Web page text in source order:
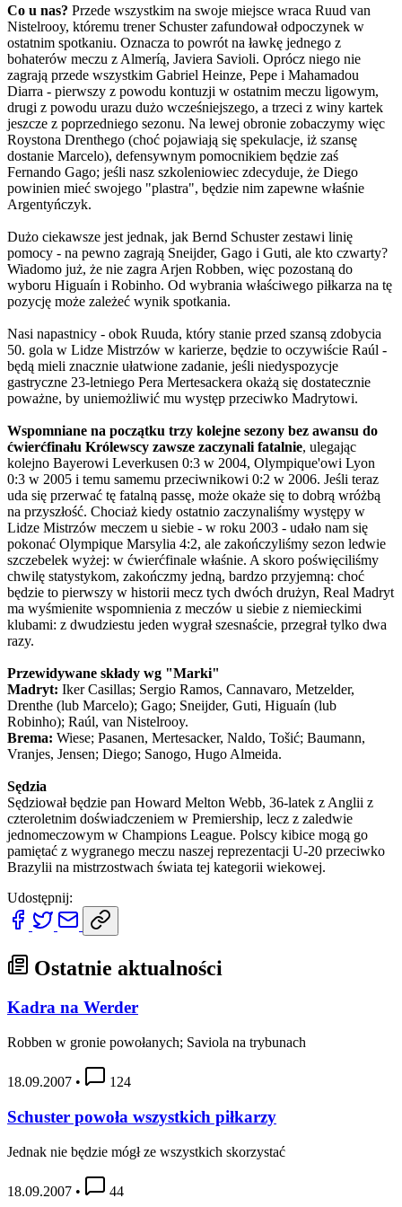
Co u nas? Przede wszystkim na swoje miejsce wraca Ruud van
Nistelrooy, któremu trener Schuster zafundował odpoczynek w
ostatnim spotkaniu. Oznacza to powrót na ławkę jednego z
bohaterów meczu z Almeríą, Javiera Savioli. Oprócz niego nie
zagrają przede wszystkim Gabriel Heinze, Pepe i Mahamadou
Diarra - pierwszy z powodu kontuzji w ostatnim meczu ligowym,
drugi z powodu urazu dużo wcześniejszego, a trzeci z winy kartek
jeszcze z poprzedniego sezonu. Na lewej obronie zobaczymy więc
Roystona Drenthego (choć pojawiają się spekulacje, iż szansę
dostanie Marcelo), defensywnym pomocnikiem będzie zaś
Fernando Gago; jeśli nasz szkoleniowiec zdecyduje, że Diego
powinien mieć swojego "plastra", będzie nim zapewne właśnie
Argentyńczyk.
Dużo ciekawsze jest jednak, jak Bernd Schuster zestawi linię
pomocy - na pewno zagrają Sneijder, Gago i Guti, ale kto czwarty?
Wiadomo już, że nie zagra Arjen Robben, więc pozostaną do
wyboru Higuaín i Robinho. Od wybrania właściwego piłkarza na tę
pozycję może zależeć wynik spotkania.
Nasi napastnicy - obok Ruuda, który stanie przed szansą zdobycia
50. gola w Lidze Mistrzów w karierze, będzie to oczywiście Raúl -
będą mieli znacznie ułatwione zadanie, jeśli niedyspozycje
gastryczne 23-letniego Pera Mertesackera okażą się dostatecznie
poważne, by uniemożliwić mu występ przeciwko Madrytowi.
Wspomniane na początku trzy kolejne sezony bez awansu do
ćwierćfinału Królewscy zawsze zaczynali fatalnie, ulegając
kolejno Bayerowi Leverkusen 0:3 w 2004, Olympique'owi Lyon
0:3 w 2005 i temu samemu przeciwnikowi 0:2 w 2006. Jeśli teraz
uda się przerwać tę fatalną passę, może okaże się to dobrą wróżbą
na przyszłość. Chociaż kiedy ostatnio zaczynaliśmy występy w
Lidze Mistrzów meczem u siebie - w roku 2003 - udało nam się
pokonać Olympique Marsylia 4:2, ale zakończyliśmy sezon ledwie
szczebelek wyżej: w ćwierćfinale właśnie. A skoro poświęciliśmy
chwilę statystykom, zakończmy jedną, bardzo przyjemną: choć
będzie to pierwszy w historii mecz tych dwóch drużyn, Real Madryt
ma wyśmienite wspomnienia z meczów u siebie z niemieckimi
klubami: z dwudziestu jeden wygrał szesnaście, przegrał tylko dwa
razy.
Przewidywane składy wg "Marki"
Madryt: Iker Casillas; Sergio Ramos, Cannavaro, Metzelder,
Drenthe (lub Marcelo); Gago; Sneijder, Guti, Higuaín (lub
Robinho); Raúl, van Nistelrooy.
Brema: Wiese; Pasanen, Mertesacker, Naldo, Tošić; Baumann,
Vranjes, Jensen; Diego; Sanogo, Hugo Almeida.
Sędzia
Sędziował będzie pan Howard Melton Webb, 36-latek z Anglii z
czteroletnim doświadczeniem w Premiership, lecz z zaledwie
jednomeczowym w Champions League. Polscy kibice mogą go
pamiętać z wygranego meczu naszej reprezentacji U-20 przeciwko
Brazylii na mistrzostwach świata tej kategorii wiekowej.
Udostępnij:
Ostatnie aktualności
Kadra na Werder
Robben w gronie powołanych; Saviola na trybunach
18.09.2007 • 124
Schuster powoła wszystkich piłkarzy
Jednak nie będzie mógł ze wszystkich skorzystać
18.09.2007 • 44